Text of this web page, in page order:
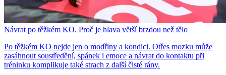
Návrat po těžkém KO. Proč je hlava větší brzdou než tělo
Po těžkém KO nejde jen o modřiny a kondici. Otřes mozku může
zasáhnout soustředění, spánek i emoce a návrat do kontaktu při
tréninku komplikuje také strach z další čisté rány.